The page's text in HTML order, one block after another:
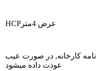
عرض 4مترHCP
کارخانه, در صورت عیب
عودت داده میشود